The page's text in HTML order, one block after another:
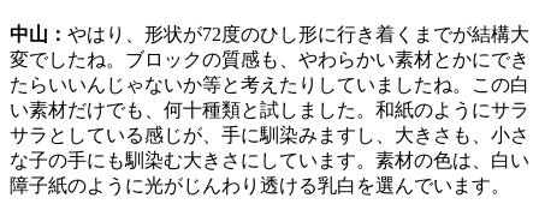
中山： やはり、形状が72度のひし形に行き着くまでが結構大
変でしたね。ブロックの質感も、やわらかい素材とかにでき
たらいいんじゃないか等と考えたりしていましたね。この白
い素材だけでも、何十種類と試しました。和紙のようにサラ
サラとしている感じが、手に馴染みますし、大きさも、小さ
な子の手にも馴染む大きさにしています。素材の色は、白い
障子紙のように光がじんわり透ける乳白を選んでいます。